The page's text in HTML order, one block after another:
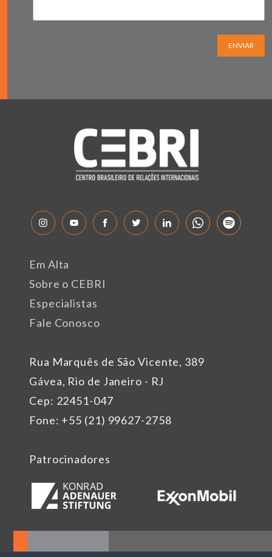
ENVIAR
Rua Marquês de São Vicente, 389
Gávea, Rio de Janeiro - RJ
Cep: 22451-047
Fone: +55 (21) 99627-2758
Em Alta
Sobre o CEBRI
Especialistas
Fale Conosco
Patrocinadores